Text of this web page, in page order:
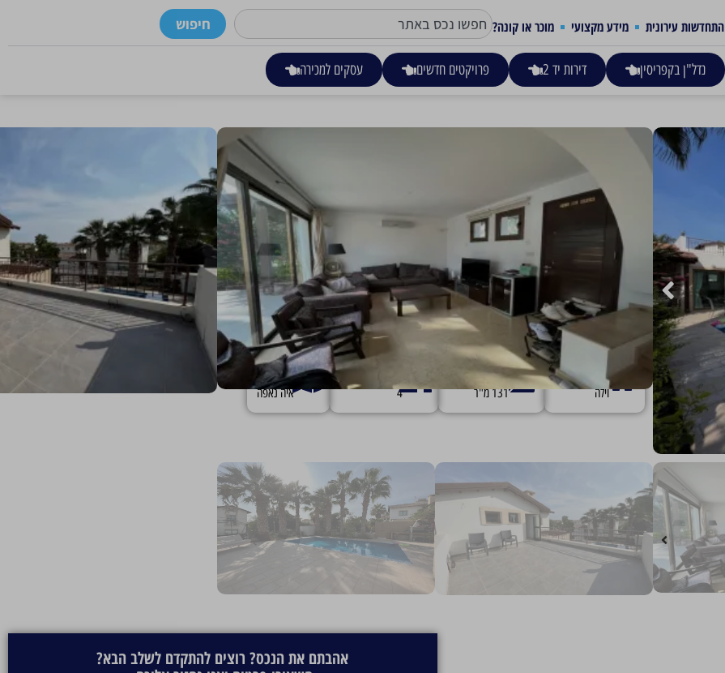
התחדשות עירונית מידע מקצועי מוכר או קונה? חיפוש
נדל"ן בקפריסין דירות יד 2 פרויקטים חדשים עסקים למכירה
AYIA THEKLAA6 – איה נאפה
425,000
אם חיפשתם הזדמנות להשקעה – קבילתם!
הוילה כוללת חניה פרטית כפולה, 61 מ"ר מרפסות.
יש שטרי בעלות, מכונה לפינוי מיידי.
סוג הנכס
וילה
גודל הנכס
131 מ"ר
מס' חדרים
4
כתובת
איה נאפה
אהבתם את הנכס? רוצים להתקדם לשלב הבא?